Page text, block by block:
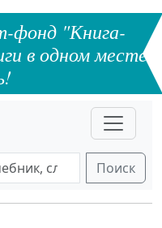
фонд "Книга-
в одном месте
Поиск